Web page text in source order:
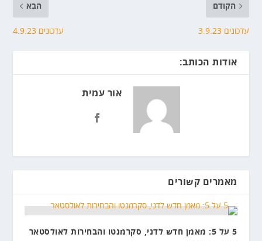
הקודם
עדכונים 3.9.23
הבא
עדכונים 4.9.23
אודות הכותב:
אור עמית
מאמרים קשורים
5 על 5: מאמן חדש לדני, סקרמנטו והבחירות לאולסטאר